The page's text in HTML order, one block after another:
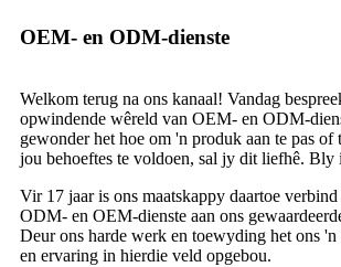
OEM- en ODM-dienste
Welkom terug na ons kanaal! Vandag
opwindende wêreld van OEM- en ODM-
gewonder het hoe om 'n produk aan te pas of
jou behoeftes te voldoen, sal jy dit liefhê. Bly
Vir 17 jaar is ons maatskappy daartoe verbind
ODM- en OEM-dienste aan ons
Deur ons harde werk en toewyding het ons
en ervaring in hierdie veld opgebou.